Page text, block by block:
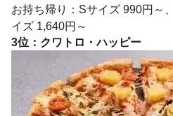
お持ち帰り：Sサイズ 990円～
イズ 1,640円～
3位：クワトロ・ハッピー